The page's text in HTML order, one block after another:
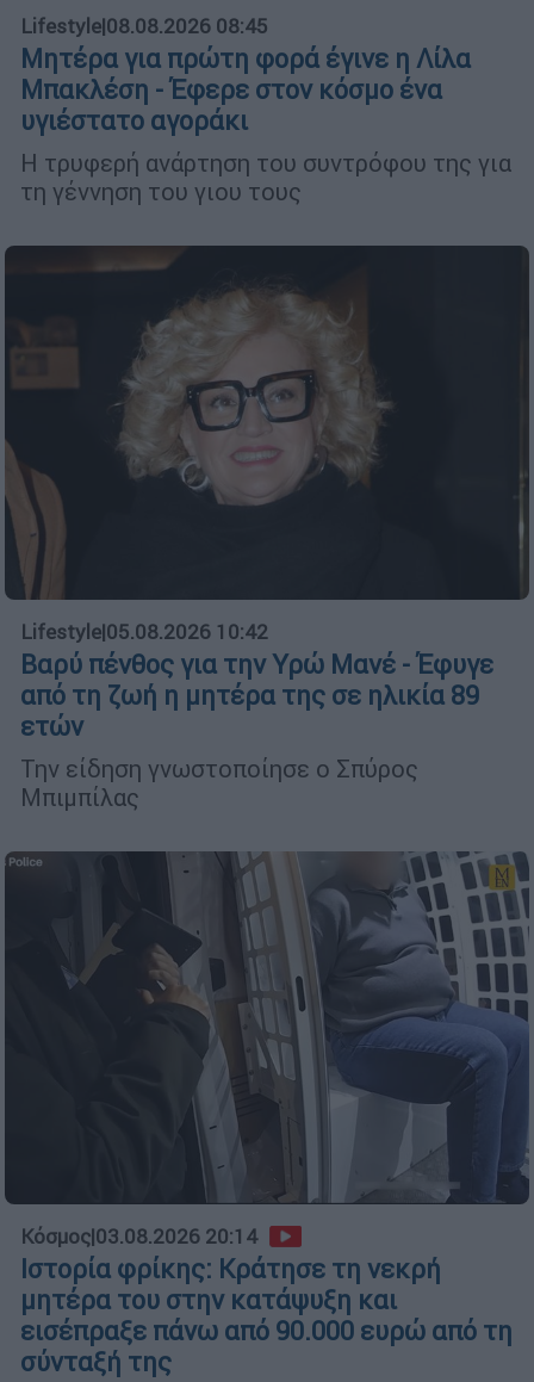
Lifestyle|08.08.2026 08:45
Μητέρα για πρώτη φορά έγινε η Λίλα
Μπακλέση - Έφερε στον κόσμο ένα
υγιέστατο αγοράκι
Η τρυφερή ανάρτηση του συντρόφου της για
τη γέννηση του γιου τους
Lifestyle|05.08.2026 10:42
Βαρύ πένθος για την Υρώ Μανέ - Έφυγε
από τη ζωή η μητέρα της σε ηλικία 89
ετών
Την είδηση γνωστοποίησε ο Σπύρος
Μπιμπίλας
Κόσμος|03.08.2026 20:14
Ιστορία φρίκης: Κράτησε τη νεκρή
μητέρα του στην κατάψυξη και
εισέπραξε πάνω από 90.000 ευρώ από τη
σύνταξή της